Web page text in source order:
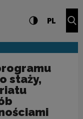
and search
High contrast
PL
staży,